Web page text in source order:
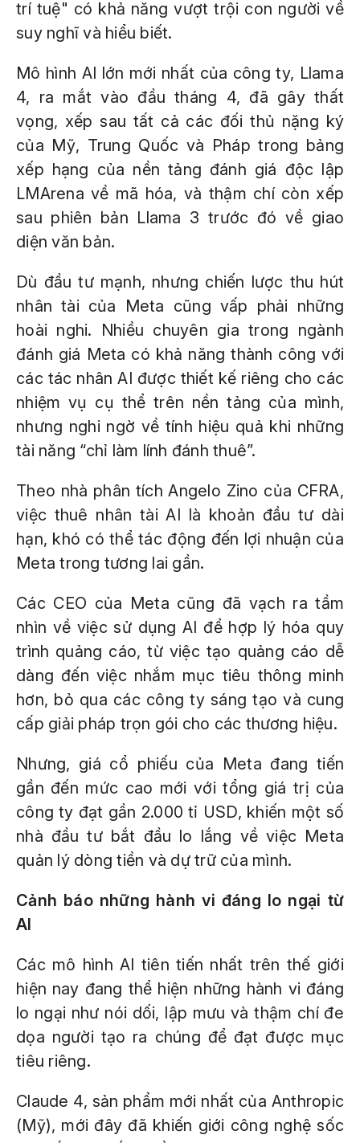
trí tuệ" có khả năng vượt trội con người về
suy nghĩ và hiểu biết.
Mô hình AI lớn mới nhất của công ty, Llama
4, ra mắt vào đầu tháng 4, đã gây thất
vọng, xếp sau tất cả các đối thủ nặng ký
của Mỹ, Trung Quốc và Pháp trong bảng
xếp hạng của nền tảng đánh giá độc lập
LMArena về mã hóa, và thậm chí còn xếp
sau phiên bản Llama 3 trước đó về giao
diện văn bản.
Dù đầu tư mạnh, nhưng chiến lược thu hút
nhân tài của Meta cũng vấp phải những
hoài nghi. Nhiều chuyên gia trong ngành
đánh giá Meta có khả năng thành công với
các tác nhân AI được thiết kế riêng cho các
nhiệm vụ cụ thể trên nền tảng của mình,
nhưng nghi ngờ về tính hiệu quả khi những
tài năng “chỉ làm lính đánh thuê”.
Theo nhà phân tích Angelo Zino của CFRA,
việc thuê nhân tài AI là khoản đầu tư dài
hạn, khó có thể tác động đến lợi nhuận của
Meta trong tương lai gần.
Các CEO của Meta cũng đã vạch ra tầm
nhìn về việc sử dụng AI để hợp lý hóa quy
trình quảng cáo, từ việc tạo quảng cáo dễ
dàng đến việc nhắm mục tiêu thông minh
hơn, bỏ qua các công ty sáng tạo và cung
cấp giải pháp trọn gói cho các thương hiệu.
Nhưng, giá cổ phiếu của Meta đang tiến
gần đến mức cao mới với tổng giá trị của
công ty đạt gần 2.000 tỉ USD, khiến một số
nhà đầu tư bắt đầu lo lắng về việc Meta
quản lý dòng tiền và dự trữ của mình.
Cảnh báo những hành vi đáng lo ngại từ
AI
Các mô hình AI tiên tiến nhất trên thế giới
hiện nay đang thể hiện những hành vi đáng
lo ngại như nói dối, lập mưu và thậm chí đe
dọa người tạo ra chúng để đạt được mục
tiêu riêng.
Claude 4, sản phẩm mới nhất của Anthropic
(Mỹ), mới đây đã khiến giới công nghệ sốc